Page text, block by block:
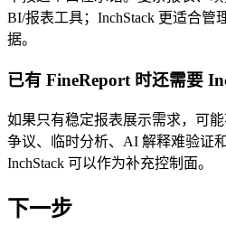
BI/报表工具；InchStack 更适合管
据。
已有 FineReport 时还需要
如果只有稳定报表展示需求，可
争议、临时分析、AI 解释难验证
InchStack 可以作为补充控制面。
下一步